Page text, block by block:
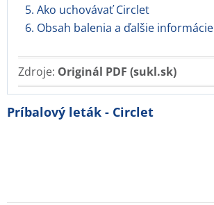
5. Ako uchovávať Circlet
6. Obsah balenia a ďalšie informácie
Zdroje: Originál PDF (sukl.sk)
Príbalový leták - Circlet